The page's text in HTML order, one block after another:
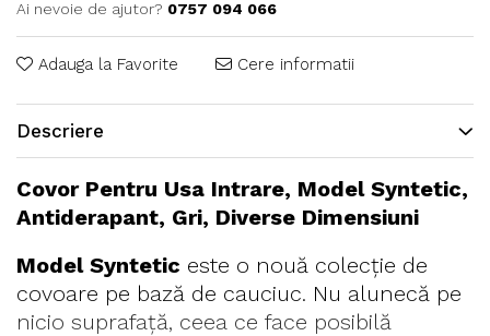
Ai nevoie de ajutor? 0757 094 066
Adauga la Favorite Cere informatii
Descriere
Covor Pentru Usa Intrare, Model Syntetic,
Antiderapant, Gri, Diverse Dimensiuni
Model Syntetic este o nouă colecție de
covoare pe bază de cauciuc. Nu alunecă pe
nicio suprafață, ceea ce face posibilă